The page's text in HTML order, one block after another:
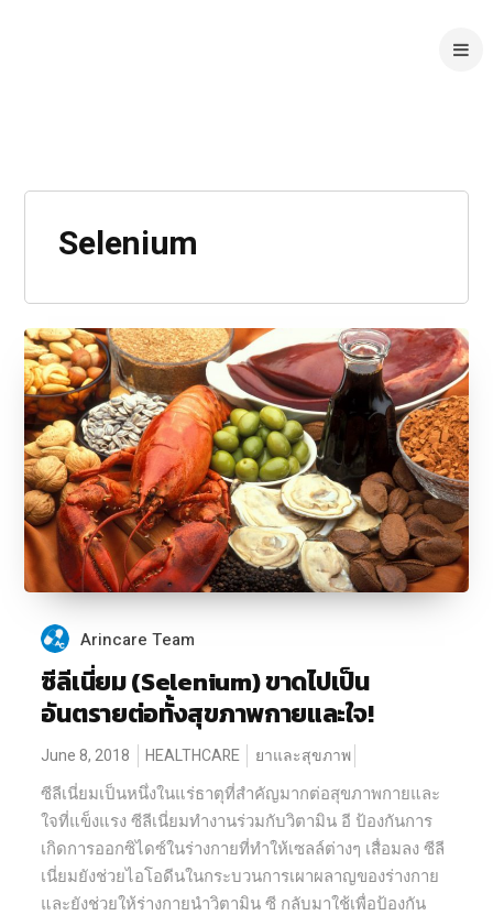
Selenium
Arincare Team
ซีลีเนี่ยม (Selenium) ขาดไปเป็น
อันตรายต่อทั้งสุขภาพกายและใจ!
June 8, 2018 HEALTHCARE ยาและสุขภาพ
ซีลีเนี่ยมเป็นหนึ่งในแร่ธาตุที่สำคัญมากต่อสุขภาพกายและ
ใจที่แข็งแรง ซีลีเนี่ยมทำงานร่วมกับวิตามิน อี ป้องกันการ
เกิดการออกซิไดซ์ในร่างกายที่ทำให้เซลล์ต่างๆ เสื่อมลง ซีลี
เนี่ยมยังช่วยไอโอดีนในกระบวนการเผาผลาญของร่างกาย
และยังช่วยให้ร่างกายนำวิตามิน ซี กลับมาใช้เพื่อป้องกัน